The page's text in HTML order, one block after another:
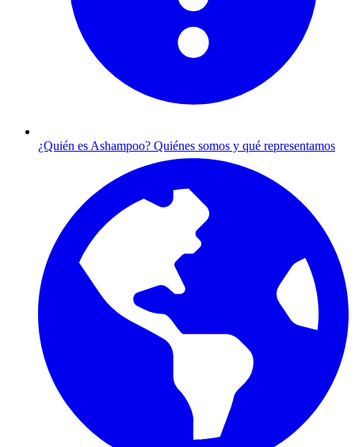
¿Quién es Ashampoo? Quiénes somos y qué representamos